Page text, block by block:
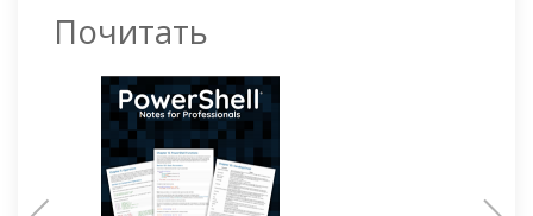
Почитать